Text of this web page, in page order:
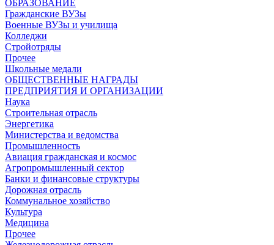
ОБРАЗОВАНИЕ
Гражданские ВУЗы
Военные ВУЗы и училища
Колледжи
Стройотряды
Прочее
Школьные медали
ОБЩЕСТВЕННЫЕ НАГРАДЫ
ПРЕДПРИЯТИЯ И ОРГАНИЗАЦИИ
Наука
Строительная отрасль
Энергетика
Министерства и ведомства
Промышленность
Авиация гражданская и космос
Агропромышленный сектор
Банки и финансовые структуры
Дорожная отрасль
Коммунальное хозяйство
Культура
Медицина
Прочее